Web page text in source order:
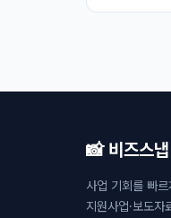
📸 비즈스냅
사업 기회를 빠
지원사업·보도자